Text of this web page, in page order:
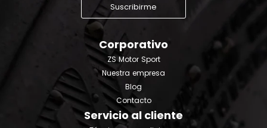
Suscribirme
Corporativo
ZS Motor Sport
Nuestra empresa
Blog
Contacto
Servicio al cliente